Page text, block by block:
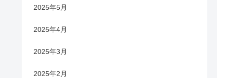
2025年5月
2025年4月
2025年3月
2025年2月